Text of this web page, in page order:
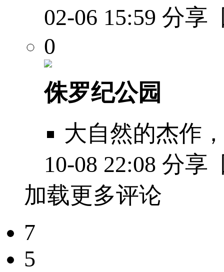
02-06 15:59 分享
0
侏罗纪公园
大自然的杰作
10-08 22:08 分享
加载更多评论
7
5